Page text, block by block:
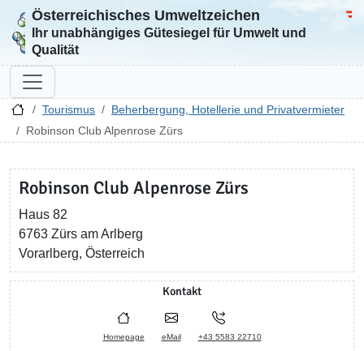
Zur Startseite
Österreichisches Umweltzeichen
Ihr unabhängiges Gütesiegel für Umwelt und
Qualität
Tourismus
Beherbergung, Hotellerie und Privatvermieter
Robinson Club Alpenrose Zürs
Robinson Club Alpenrose Zürs
Haus 82
6763 Zürs am Arlberg
Vorarlberg, Österreich
Kontakt
Homepage eMail +43 5583 22710